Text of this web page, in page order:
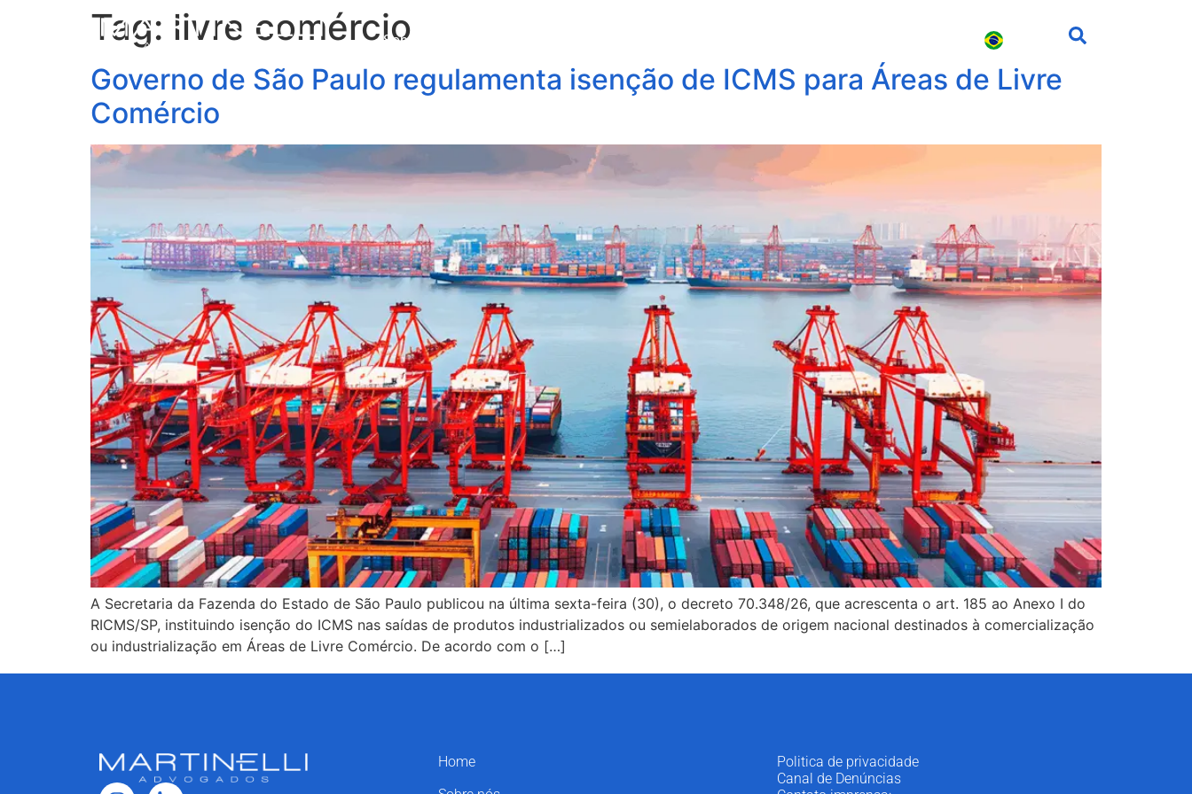
Sobre Nós
Tag: livre comércio
Governo de São Paulo regulamenta isenção de ICMS para Áreas de Livre
Comércio
A Secretaria da Fazenda do Estado de São Paulo publicou na última sexta-feira (30), o decreto 70.348/26, que acrescenta o art. 185 ao Anexo I do
RICMS/SP, instituindo isenção do ICMS nas saídas de produtos industrializados ou semielaborados de origem nacional destinados à comercialização
ou industrialização em Áreas de Livre Comércio. De acordo com o […]
Home
Politica de privacidade
Canal de Denúncias